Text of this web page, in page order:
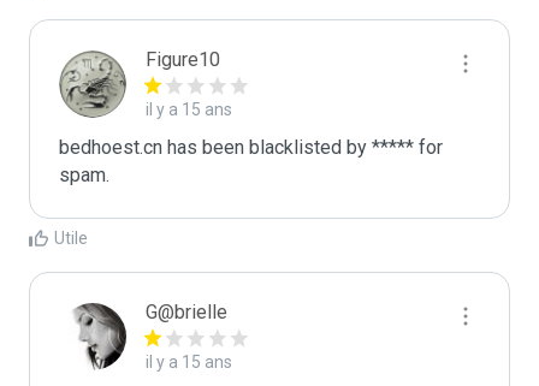
Figure10
il y a 15 ans
bedhoest.cn has been blacklisted by ***** for
spam.
Utile
G@brielle
il y a 15 ans